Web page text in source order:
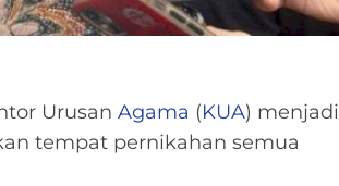
Urusan Agama (KUA) menjadi
tempat pernikahan semua